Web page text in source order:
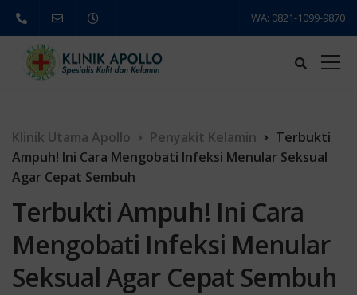
WA: 0821-1099-9870
Klinik Utama Apollo Penyakit Kelamin
Terbukti
Ampuh! Ini Cara Mengobati Infeksi Menular Seksual
Agar Cepat Sembuh
Terbukti Ampuh! Ini Cara
Mengobati Infeksi Menular
Seksual Agar Cepat Sembuh